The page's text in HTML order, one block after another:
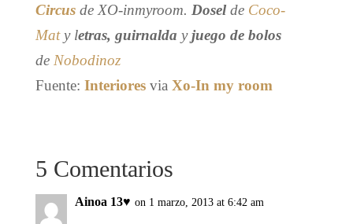
Circusde XO-inmyroom. Doselde Coco-
Maty letras, guirnalda yjuego de bolos
de Nobodinoz
Fuente: Interioresvia Xo-In my room
5 Comentarios
Ainoa 13♥ on 1 marzo, 2013 at 6:42 am